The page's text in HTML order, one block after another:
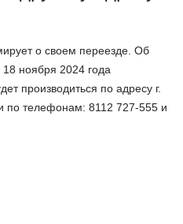
о своем переезде. Об
ноября 2024 года
производиться по адресу г.
по телефонам: 8112 727-555 и